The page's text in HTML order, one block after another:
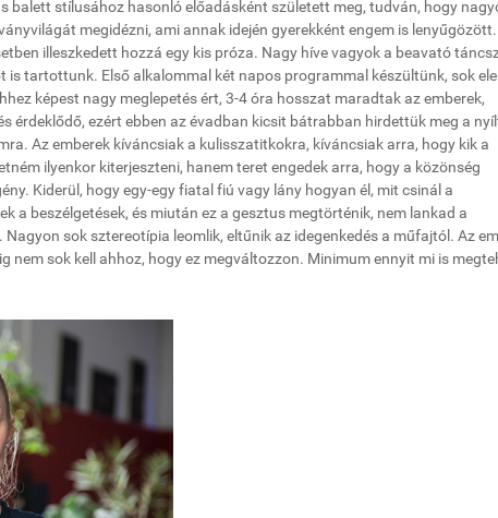
balett stílusához hasonló előadásként született meg, tudván, hogy
megidézni, ami annak idején gyerekként engem is
illeszkedett hozzá egy kis próza. Nagy híve vagyok a beavató
tartottunk. Első alkalommal két napos programmal készültünk, sok
képest nagy meglepetés ért, 3-4 óra hosszat maradtak az emberek,
érdeklődő, ezért ebben az évadban kicsit bátrabban hirdettük meg a
Az emberek kíváncsiak a kulisszatitkokra, kíváncsiak arra, hogy kik a
ilyenkor kiterjeszteni, hanem teret engedek arra, hogy a közönség
Kiderül, hogy egy-egy fiatal fiú vagy lány hogyan él, mit csinál a
a beszélgetések, és miután ez a gesztus megtörténik, nem lankad a
sok sztereotípia leomlik, eltűnik az idegenkedés a műfajtól. Az
nem sok kell ahhoz, hogy ez megváltozzon. Minimum ennyit mi is